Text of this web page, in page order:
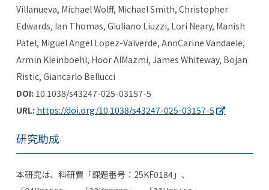
Villanueva, Michael Wolff, Michael Smith, Christopher
Edwards, Ian Thomas, Giuliano Liuzzi, Lori Neary, Manish
Patel, Miguel Angel Lopez-Valverde, AnnCarine Vandaele,
Armin Kleinboehl, Hoor AlMazmi, James Whiteway, Bojan
Ristic, Giancarlo Bellucci
DOI: 10.1038/s43247-025-03157-5
URL: https://doi.org/10.1038/s43247-025-03157-5
研究助成
本研究は、科研費「課題番号： 25KF0184」、